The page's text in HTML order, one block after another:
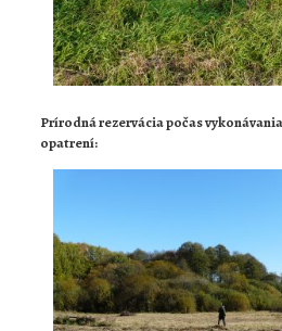
Prírodná rezervácia počas
opatrení: